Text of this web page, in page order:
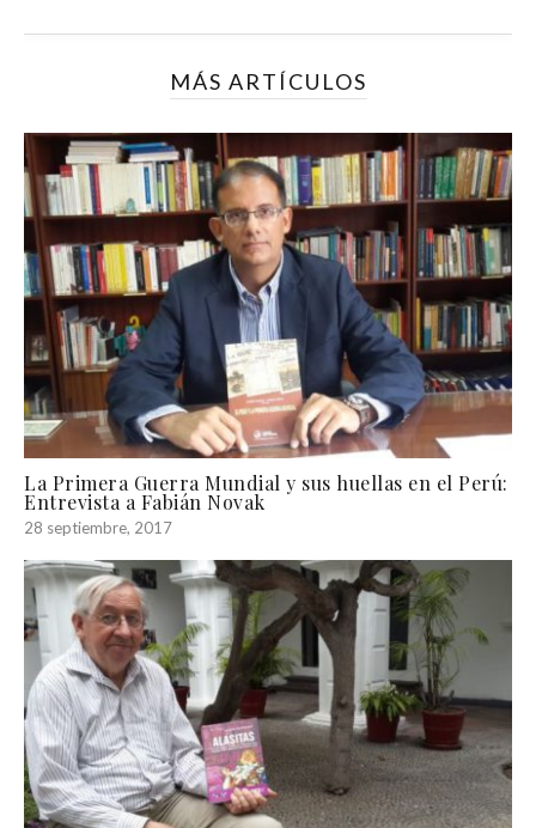
MÁS ARTÍCULOS
La Primera Guerra Mundial y sus huellas en el Perú:
Entrevista a Fabián Novak
28 septiembre, 2017